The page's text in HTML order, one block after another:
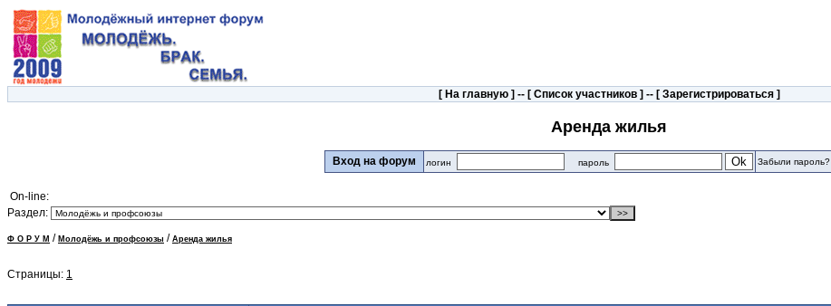
[ На главную] -- [ Список участников] -- [ Зарегистрироваться]
Аренда жилья
Вход на форум логин пароль Забыли пароль?
On-line:
Раздел:
Ф О Р У М / Молодёжь и профсоюзы / Аренда жилья
Страницы: 1